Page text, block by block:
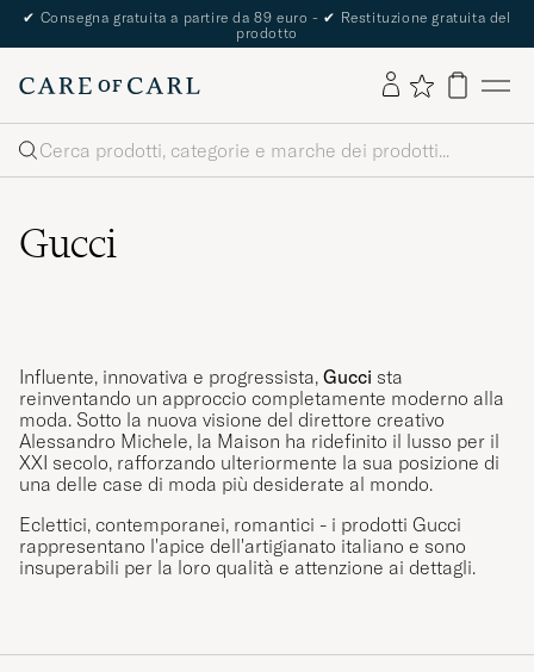
✔ Consegna gratuita a partire da 89 euro - ✔ Restituzione gratuita del
prodotto
Cerca
Gucci
Influente, innovativa e progressista, Gucci sta
reinventando un approccio completamente moderno alla
moda. Sotto la nuova visione del direttore creativo
Alessandro Michele, la Maison ha ridefinito il lusso per il
XXI secolo, rafforzando ulteriormente la sua posizione di
una delle case di moda più desiderate al mondo.
Eclettici, contemporanei, romantici - i prodotti Gucci
rappresentano l'apice dell'artigianato italiano e sono
insuperabili per la loro qualità e attenzione ai dettagli.